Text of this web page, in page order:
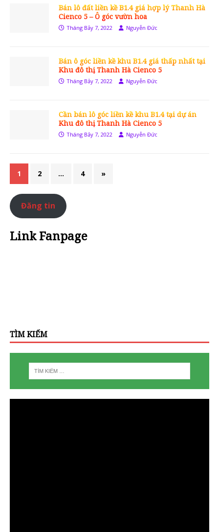
Bán lô đất liền kề B1.4 giá hợp lý Thanh Hà
Cienco 5 – Ô góc vườn hoa
Tháng Bảy 7, 2022 Nguyễn Đức
Bán ô góc liền kề khu B1.4 giá thấp nhất tại
Khu đô thị Thanh Hà Cienco 5
Tháng Bảy 7, 2022 Nguyễn Đức
Cần bán lô góc liền kề khu B1.4 tại dự án
Khu đô thị Thanh Hà Cienco 5
Tháng Bảy 7, 2022 Nguyễn Đức
1 2 … 4 »
Đăng tin
Link Fanpage
TÌM KIẾM